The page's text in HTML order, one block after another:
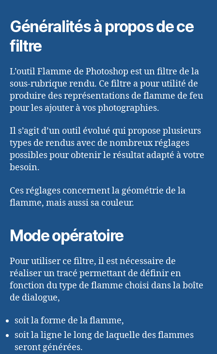
Généralités à propos de ce
filtre
L’outil Flamme de Photoshop est un filtre de la
sous-rubrique rendu. Ce filtre a pour utilité de
produire des représentations de flamme de feu
pour les ajouter à vos photographies.
Il s’agit d’un outil évolué qui propose plusieurs
types de rendus avec de nombreux réglages
possibles pour obtenir le résultat adapté à votre
besoin.
Ces réglages concernent la géométrie de la
flamme, mais aussi sa couleur.
Mode opératoire
Pour utiliser ce filtre, il est nécessaire de
réaliser un tracé permettant de définir en
fonction du type de flamme choisi dans la boîte
de dialogue,
soit la forme de la flamme,
soit la ligne le long de laquelle des flammes
seront générées.